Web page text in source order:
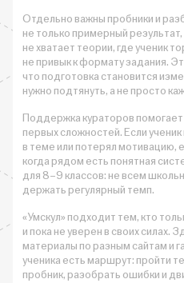
Отдельно важны пробники и
не только примерный
не хватает теории, где ученик
не привык к формату задания.
что подготовка становится
нужно подтянуть, а не просто
Поддержка кураторов
первых сложностей. Если
в теме или потерял мотивацию,
когда рядом есть понятная
для 8–9 классов: не всем
держать регулярный темп.
«Умскул» подходит тем, кто
и пока не уверен в своих силах.
материалы по разным сайтам и
ученика есть маршрут: пройти
пробник, разобрать ошибки и